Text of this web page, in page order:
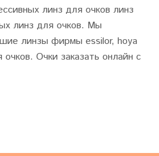
линз для очков линз
линз для очков. Мы
линзы фирмы essilor, hoya
Очки заказать онлайн с